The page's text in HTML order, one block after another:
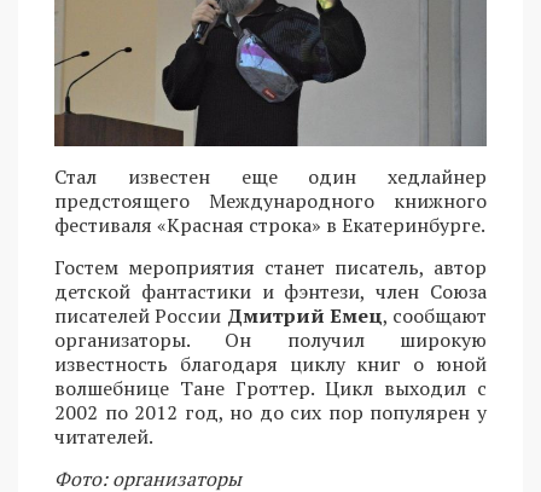
Стал известен еще один хедлайнер
предстоящего Международного книжного
фестиваля «Красная строка» в Екатеринбурге.
Гостем мероприятия станет писатель, автор
детской фантастики и фэнтези, член Союза
писателей России Дмитрий Емец, сообщают
организаторы. Он получил широкую
известность благодаря циклу книг о юной
волшебнице Тане Гроттер. Цикл выходил с
2002 по 2012 год, но до сих пор популярен у
читателей.
Фото: организаторы